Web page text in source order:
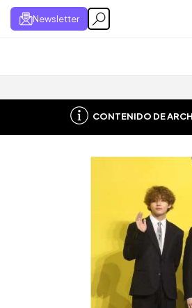
Newsletter
CONTENIDO DE